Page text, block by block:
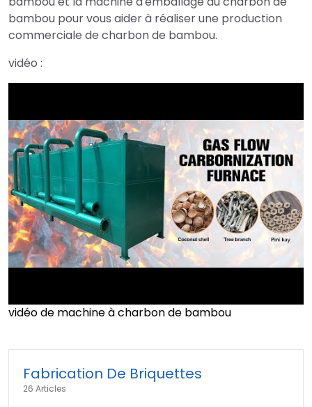
bambou pour vous aider à réaliser une production
commerciale de charbon de bambou.
vidéo :
vidéo de machine à charbon de bambou
Fabrication De Briquettes
26 Articles